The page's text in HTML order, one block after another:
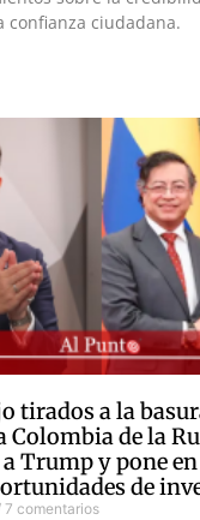
confianza ciudadana.
tirados a la
Colombia de la
Trump y pone
de
7 comentarios